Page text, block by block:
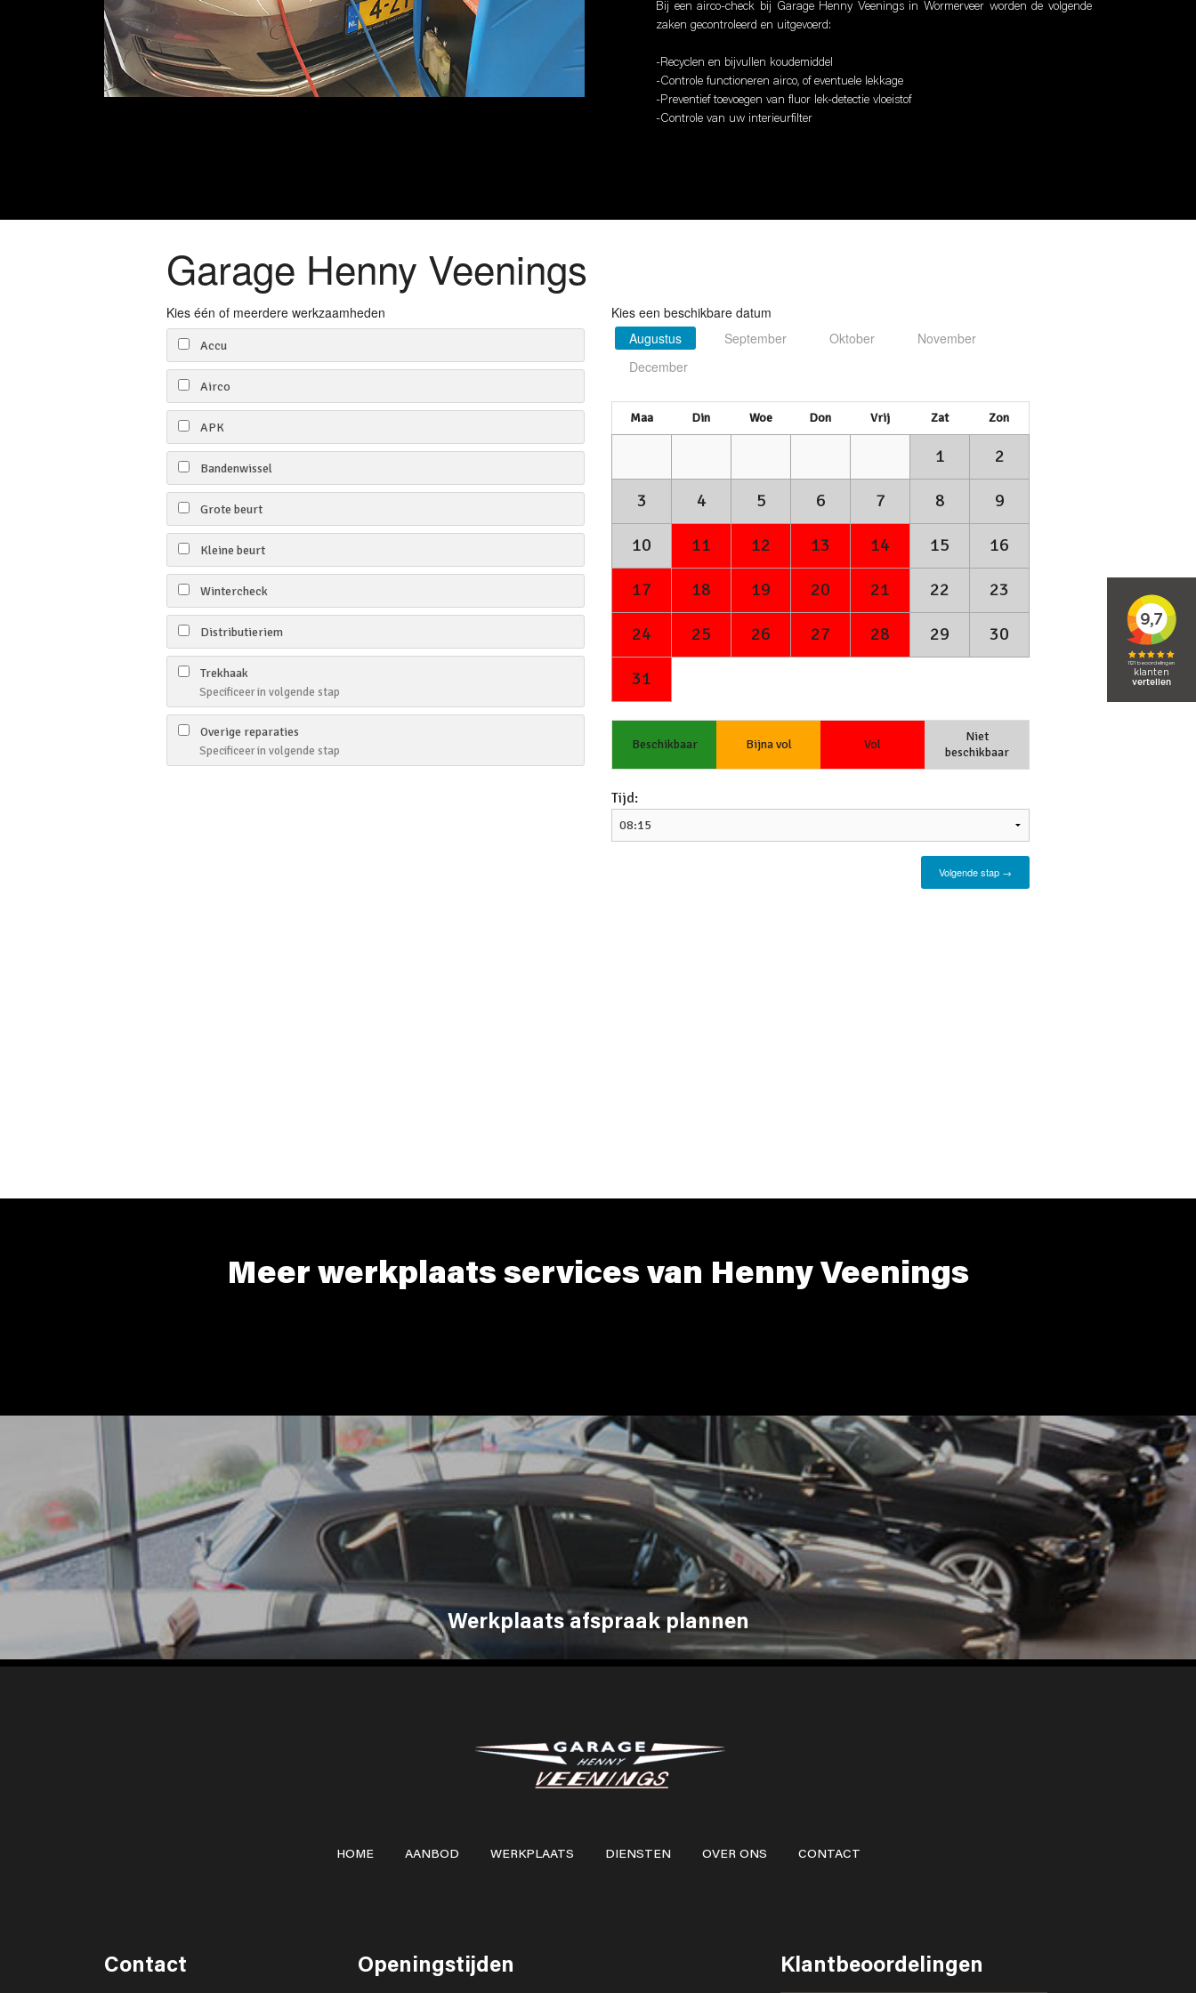
Bij een airco-check bij Garage Henny Veenings in Wormerveer worden de volgende
zaken gecontroleerd en uitgevoerd:
-Recyclen en bijvullen koudemiddel
-Controle functioneren airco, of eventuele lekkage
-Preventief toevoegen van fluor lek-detectie vloeistof
-Controle van uw interieurfilter
Meer werkplaats services van Henny Veenings
Werkplaats afspraak plannen
HOME AANBOD WERKPLAATS DIENSTEN OVER ONS CONTACT
Contact Openingstijden Klantbeoordelingen